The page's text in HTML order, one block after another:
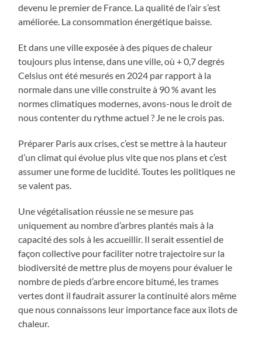
devenu le premier de France. La qualité de l’air s’est
améliorée. La consommation énergétique baisse.
Et dans une ville exposée à des piques de chaleur
toujours plus intense, dans une ville, où + 0,7 degrés
Celsius ont été mesurés en 2024 par rapport à la
normale dans une ville construite à 90 % avant les
normes climatiques modernes, avons-nous le droit de
nous contenter du rythme actuel ? Je ne le crois pas.
Préparer Paris aux crises, c’est se mettre à la hauteur
d’un climat qui évolue plus vite que nos plans et c’est
assumer une forme de lucidité. Toutes les politiques ne
se valent pas.
Une végétalisation réussie ne se mesure pas
uniquement au nombre d’arbres plantés mais à la
capacité des sols à les accueillir. Il serait essentiel de
façon collective pour faciliter notre trajectoire sur la
biodiversité de mettre plus de moyens pour évaluer le
nombre de pieds d’arbre encore bitumé, les trames
vertes dont il faudrait assurer la continuité alors même
que nous connaissons leur importance face aux îlots de
chaleur.